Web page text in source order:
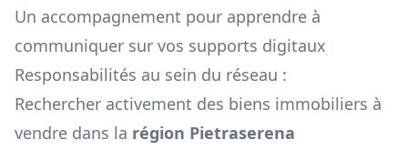
Un accompagnement pour apprendre à
communiquer sur vos supports digitaux
Responsabilités au sein du réseau :
Rechercher activement des biens immobiliers à
vendre dans la région Pietraserena